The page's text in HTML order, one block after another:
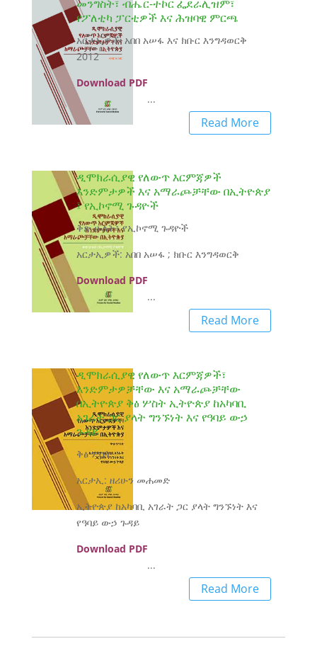
መንግስት፣ ብሔር-ተኮር ፌደራሊዝም፣
የፖለቲካ ፓርቲዎች እና ሕዝባዊ ምርጫ
አርታኢዎች፡ አበበ አሠፋ እና ክቡር እንግዳወርቅ
2012
Download PDF
...
Read More
ዲሞክራሲያዊ የለውጥ እርምጃዎች
እንድምታዎች እና አማራጮቻቸው በኢትዮጵያ
፤ የኢኮኖሚ ጉዳዮች
ቅጽ ሁለት፥ የኢኮኖሚ ጉዳዮች
አርታኢዎች: አበበ አሠፋ ; ክቡር እንግዳወርቅ
Download PDF
...
Read More
ዲሞክራሲያዊ የለውጥ እርምጃዎች፣
እንድምታዎቻቸው እና አማራጮቻቸው
በኢትዮጵያ ቅፅ ሦስት ኢትዮጵያ ከአካባቢ
አገራት ጋር ያላት ግንኙነት እና የዓባይ ውኃ
ጉዳይ
ቅፅ ሦስት
አርታኢ: ዘሪሁን መሐመድ
ኢትዮጵያ ከአካባቢ አገራት ጋር ያላት ግንኙነት እና
የዓባይ ውኃ ጉዳይ
Download PDF
...
Read More